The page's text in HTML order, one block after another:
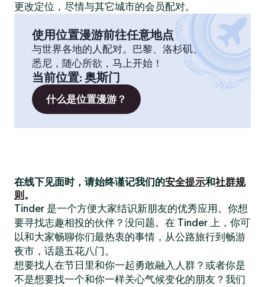
更改定位，尽情与其它城市的会员配对。
使用位置漫游前往任意地点
与世界各地的人配对。巴黎、洛杉矶、
悉尼，随心所欲，马上开始！
当前位置: 奥斯门
什么是位置漫游？
在线下见面时，请始终谨记我们的安全提示和社群规
则 。
Tinder 是一个方便大家结识新朋友的优秀应用。你想
要寻找志趣相投的伙伴？没问题。在 Tinder 上，你可
以和大家畅聊你们最热衷的事情，从公路旅行到畅游
夜市，话题五花八门。
想要找人在节日里和你一起勇敢融入人群？或者你是
不是想要找一个和你一样关心气候变化的朋友？我们